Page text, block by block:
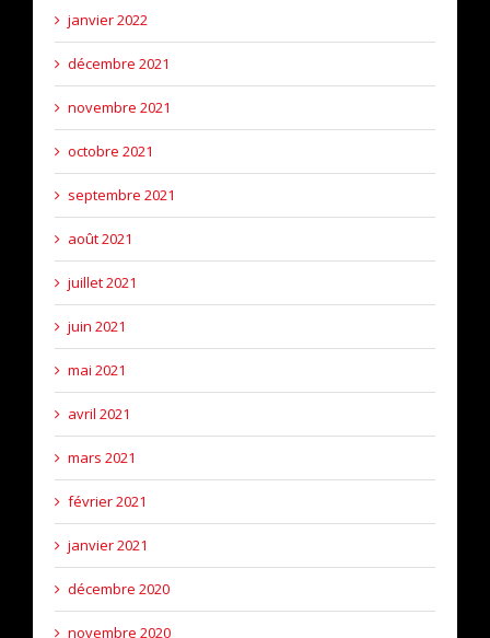
janvier 2022
décembre 2021
novembre 2021
octobre 2021
septembre 2021
août 2021
juillet 2021
juin 2021
mai 2021
avril 2021
mars 2021
février 2021
janvier 2021
décembre 2020
novembre 2020